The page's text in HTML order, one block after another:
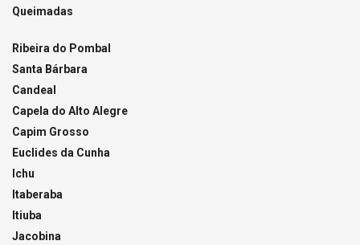
Queimadas
Ribeira do Pombal
Santa Bárbara
Candeal
Capela do Alto Alegre
Capim Grosso
Euclides da Cunha
Ichu
Itaberaba
Itiuba
Jacobina